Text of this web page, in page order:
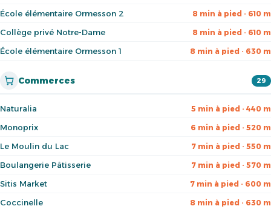
École élémentaire Ormesson 2 8 min à pied · 610 m
Collège privé Notre-Dame 8 min à pied · 610 m
École élémentaire Ormesson 1 8 min à pied · 630 m
Commerces 29
Naturalia 5 min à pied · 440 m
Monoprix 6 min à pied · 520 m
Le Moulin du Lac 7 min à pied · 550 m
Boulangerie Pâtisserie 7 min à pied · 570 m
Sitis Market 7 min à pied · 600 m
Coccinelle 8 min à pied · 630 m